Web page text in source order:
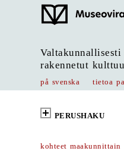
rakennetut
på svenska tietoa
PERUSHAKU
kohteet maakunnittain